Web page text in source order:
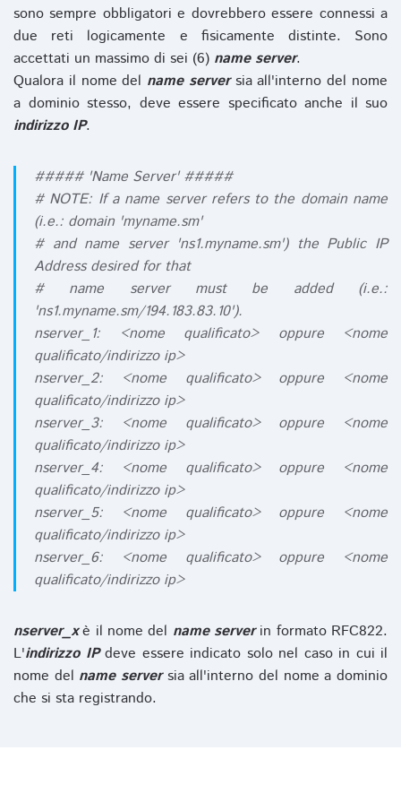
sono sempre obbligatori e dovrebbero essere connessi a
due reti logicamente e fisicamente distinte. Sono
accettati un massimo di sei (6) name server.
Qualora il nome del name serversia all'interno del nome
a dominio stesso, deve essere specificato anche il suo
indirizzo IP.
##### 'Name Server' #####
# NOTE: If a name server refers to the domain name
(i.e.: domain 'myname.sm'
# and name server 'ns1.myname.sm') the Public IP
Address desired for that
# name server must be added (i.e.:
'ns1.myname.sm/194.183.83.10').
nserver_1: <nome qualificato> oppure <nome
qualificato/indirizzo ip>
nserver_2: <nome qualificato> oppure <nome
qualificato/indirizzo ip>
nserver_3: <nome qualificato> oppure <nome
qualificato/indirizzo ip>
nserver_4: <nome qualificato> oppure <nome
qualificato/indirizzo ip>
nserver_5: <nome qualificato> oppure <nome
qualificato/indirizzo ip>
nserver_6: <nome qualificato> oppure <nome
qualificato/indirizzo ip>
nserver_xè il nome del name serverin formato RFC822.
L'indirizzo IPdeve essere indicato solo nel caso in cui il
nome del name serversia all'interno del nome a dominio
che si sta registrando.